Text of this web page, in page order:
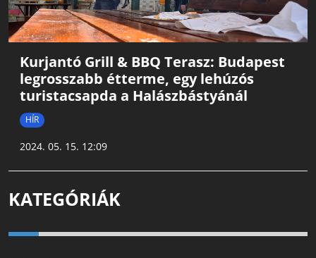
Kurjantó Grill & BBQ Terasz: Budapest
legrosszabb étterme, egy lehúzós
turistacsapda a Halászbástyánál
HÍR
2024. 05. 15. 12:09
KATEGÓRIÁK